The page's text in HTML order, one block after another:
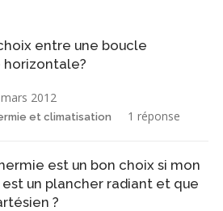
entre une boucle
2012
et climatisation 1 réponse
est un bon choix si mon
un plancher radiant et que
?